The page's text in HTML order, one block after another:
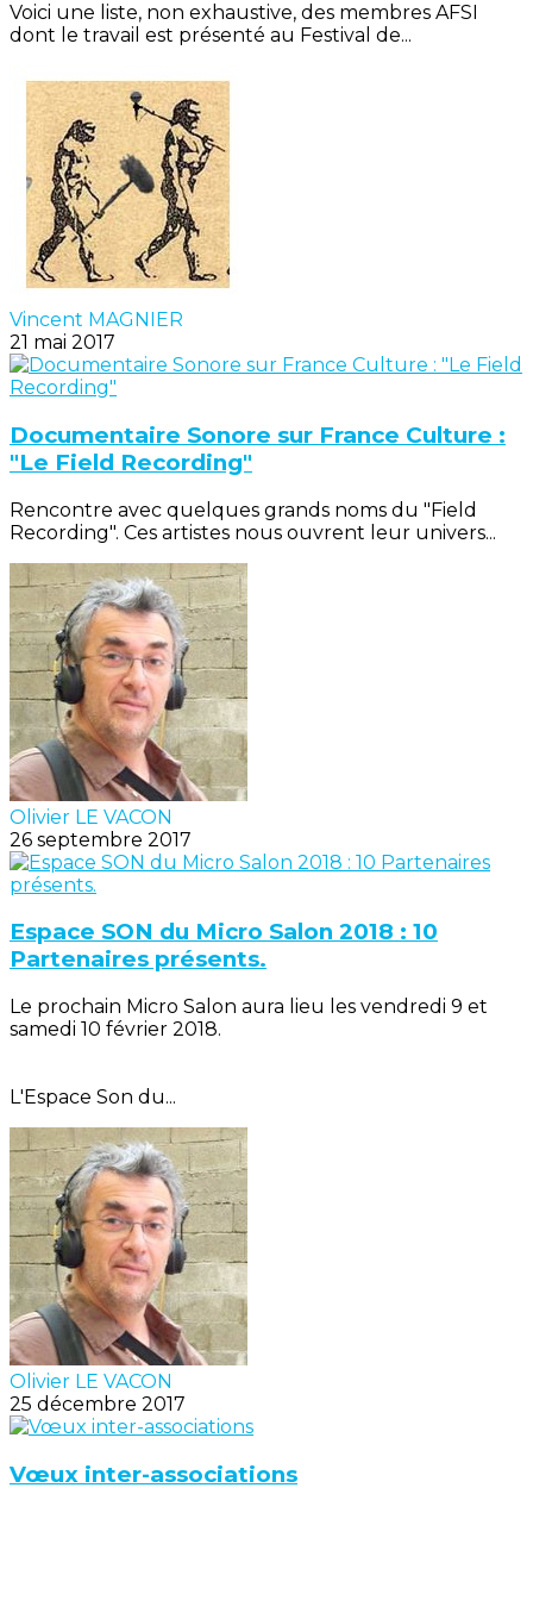
Voici une liste, non exhaustive, des membres AFSI
dont le travail est présenté au Festival de...
Vincent MAGNIER
21 mai 2017
Documentaire Sonore sur France Culture :
"Le Field Recording"
Rencontre avec quelques grands noms du "Field
Recording". Ces artistes nous ouvrent leur univers...
Olivier LE VACON
26 septembre 2017
Espace SON du Micro Salon 2018 : 10
Partenaires présents.
Le prochain Micro Salon aura lieu les vendredi 9 et
samedi 10 février 2018.
L'Espace Son du...
Olivier LE VACON
25 décembre 2017
Vœux inter-associations